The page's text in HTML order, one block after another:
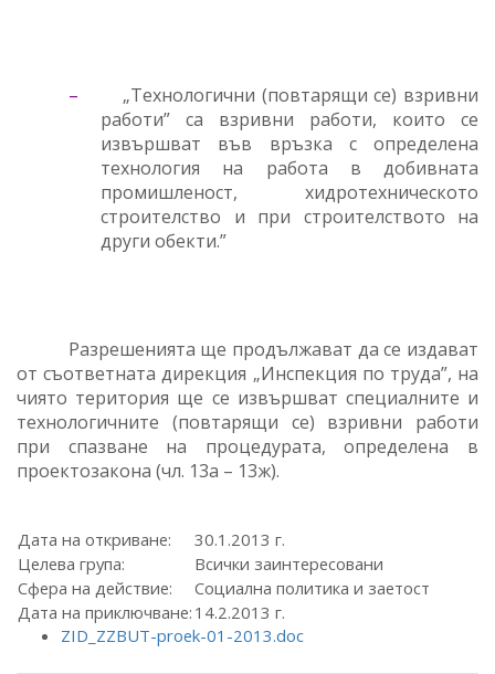
–
„Технологични (повтарящи се) взривни
работи” са взривни работи, които се
извършват във връзка с определена
технология на работа в добивната
промишленост, хидротехническото
строителство и при строителството на
други обекти.”
Разрешенията ще продължават да се издават
от съответната дирекция „Инспекция по труда”, на
чиято територия ще се извършват специалните и
технологичните (повтарящи се) взривни работи
при спазване на процедурата, определена в
проектозакона (чл. 13а – 13ж).
Дата на откриване:
30.1.2013 г.
Целева група:
Всички заинтересовани
Сфера на действие:
Социална политика и заетост
Дата на приключване: 14.2.2013 г.
ZID_ZZBUT-proek-01-2013.doc